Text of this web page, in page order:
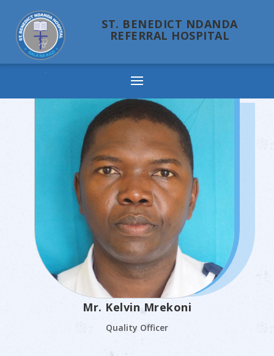
ST. BENEDICT NDANDA
REFERRAL HOSPITAL
Mr. Kelvin Mrekoni
Quality Officer